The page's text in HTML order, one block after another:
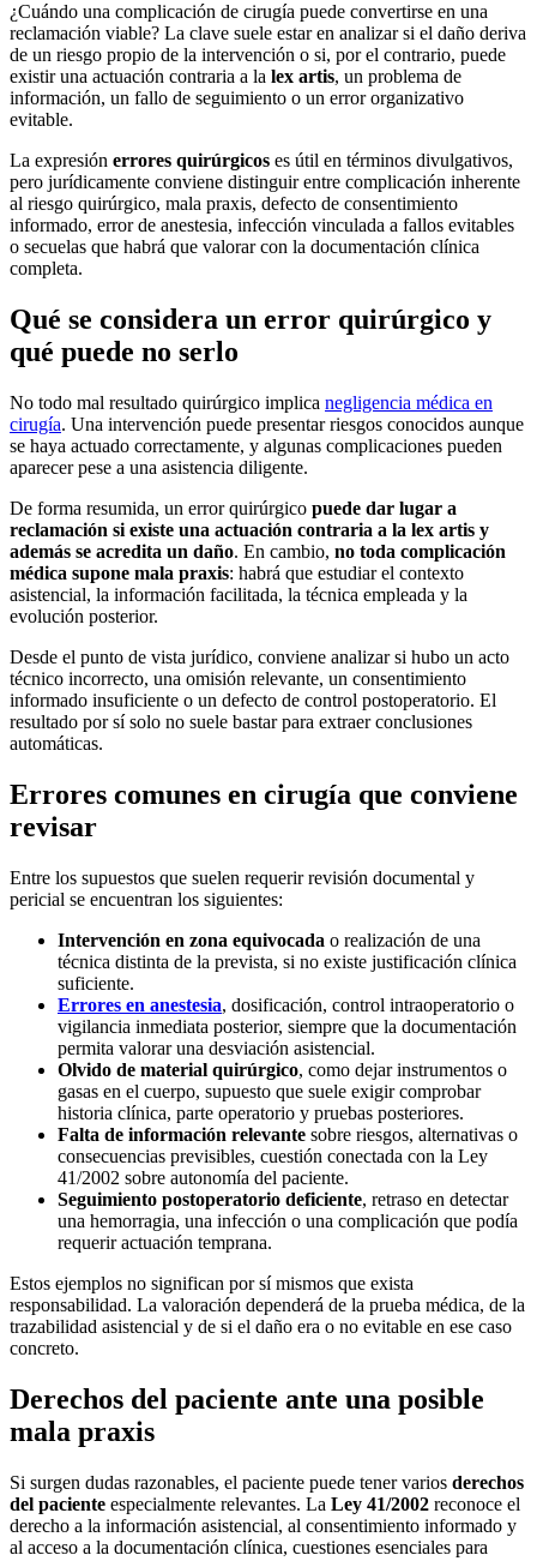
¿Cuándo una complicación de cirugía puede convertirse en una
reclamación viable? La clave suele estar en analizar si el daño deriva
de un riesgo propio de la intervención o si, por el contrario, puede
existir una actuación contraria a la lex artis, un problema de
información, un fallo de seguimiento o un error organizativo
evitable.
La expresión errores quirúrgicos es útil en términos divulgativos,
pero jurídicamente conviene distinguir entre complicación inherente
al riesgo quirúrgico, mala praxis, defecto de consentimiento
informado, error de anestesia, infección vinculada a fallos evitables
o secuelas que habrá que valorar con la documentación clínica
completa.
Qué se considera un error quirúrgico y
qué puede no serlo
No todo mal resultado quirúrgico implica negligencia médica en
cirugía. Una intervención puede presentar riesgos conocidos aunque
se haya actuado correctamente, y algunas complicaciones pueden
aparecer pese a una asistencia diligente.
De forma resumida, un error quirúrgico puede dar lugar a
reclamación si existe una actuación contraria a la lex artis y
además se acredita un daño. En cambio, no toda complicación
médica supone mala praxis: habrá que estudiar el contexto
asistencial, la información facilitada, la técnica empleada y la
evolución posterior.
Desde el punto de vista jurídico, conviene analizar si hubo un acto
técnico incorrecto, una omisión relevante, un consentimiento
informado insuficiente o un defecto de control postoperatorio. El
resultado por sí solo no suele bastar para extraer conclusiones
automáticas.
Errores comunes en cirugía que conviene
revisar
Entre los supuestos que suelen requerir revisión documental y
pericial se encuentran los siguientes:
Intervención en zona equivocada o realización de una
técnica distinta de la prevista, si no existe justificación clínica
suficiente.
Errores en anestesia, dosificación, control intraoperatorio o
vigilancia inmediata posterior, siempre que la documentación
permita valorar una desviación asistencial.
Olvido de material quirúrgico, como dejar instrumentos o
gasas en el cuerpo, supuesto que suele exigir comprobar
historia clínica, parte operatorio y pruebas posteriores.
Falta de información relevante sobre riesgos, alternativas o
consecuencias previsibles, cuestión conectada con la Ley
41/2002 sobre autonomía del paciente.
Seguimiento postoperatorio deficiente, retraso en detectar
una hemorragia, una infección o una complicación que podía
requerir actuación temprana.
Estos ejemplos no significan por sí mismos que exista
responsabilidad. La valoración dependerá de la prueba médica, de la
trazabilidad asistencial y de si el daño era o no evitable en ese caso
concreto.
Derechos del paciente ante una posible
mala praxis
Si surgen dudas razonables, el paciente puede tener varios derechos
del paciente especialmente relevantes. La Ley 41/2002 reconoce el
derecho a la información asistencial, al consentimiento informado y
al acceso a la documentación clínica, cuestiones esenciales para